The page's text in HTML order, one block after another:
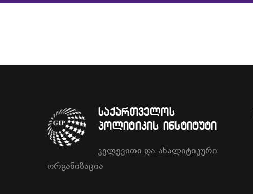
საქართველოს
პოლიტიკის ინსტიტუტი
კვლევითი და ანალიტიკური
ორგანიზაცია